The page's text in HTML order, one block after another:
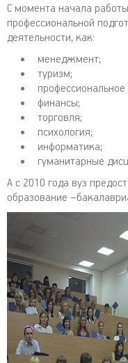
С момента начала
профессиональной
деятельности, как:
менеджмент;
туризм;
финансы;
торговля;
психология;
информатика;
гуманитарные
А с 2010 года вуз
образование